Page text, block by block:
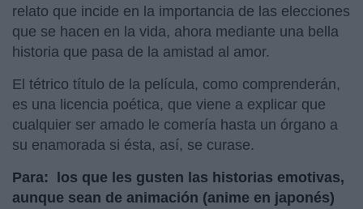
relato que incide en la importancia de las elecciones
que se hacen en la vida, ahora mediante una bella
historia que pasa de la amistad al amor.
El tétrico título de la película, como comprenderán,
es una licencia poética, que viene a explicar que
cualquier ser amado le comería hasta un órgano a
su enamorada si ésta, así, se curase.
Para: los que les gusten las historias emotivas,
aunque sean de animación (anime en japonés)